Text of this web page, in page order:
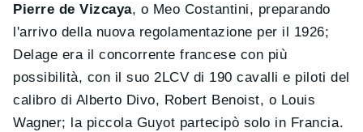
Pierre de Vizcaya, o Meo Costantini, preparando
l'arrivo della nuova regolamentazione per il 1926;
Delage era il concorrente francese con più
possibilità, con il suo 2LCV di 190 cavalli e piloti del
calibro di Alberto Divo, Robert Benoist, o Louis
Wagner; la piccola Guyot partecipò solo in Francia.